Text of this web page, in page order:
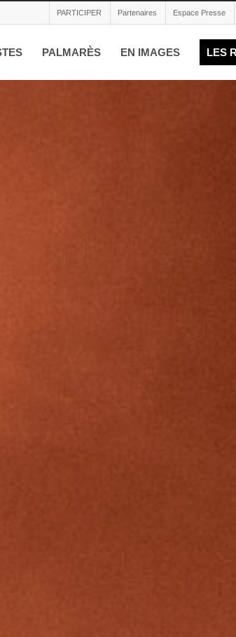
PARTICIPER Partenaires Espace Presse
PALMARÈS EN IMAGES LES